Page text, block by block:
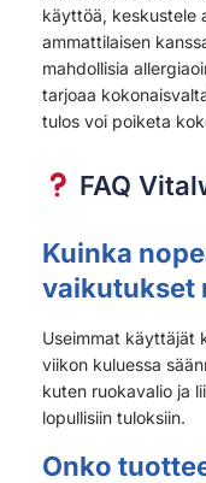
käyttöä, keskustele
ammattilaisen
mahdollisia
tarjoaa
tulos voi poiketa
FAQ
Kuinka
vaikutukset
Useimmat käyttäjät
viikon kuluessa
kuten ruokavalio ja
lopullisiin tuloksiin.
Onko